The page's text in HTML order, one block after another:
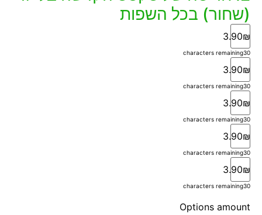
(שחור) בכל השפות
3.90₪
30
characters remaining
3.90₪
30
characters remaining
3.90₪
30
characters remaining
3.90₪
30
characters remaining
3.90₪
30
characters remaining
Options amount